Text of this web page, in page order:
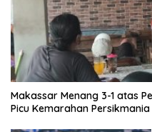
Makassar Menang 3-1 atas
Picu Kemarahan Persikmania